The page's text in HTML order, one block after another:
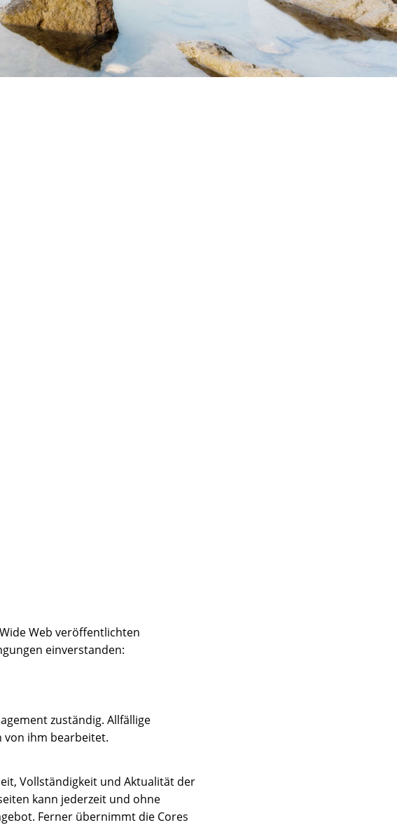
Web veröffentlichten
einverstanden:
zuständig. Allfällige
von ihm bearbeitet.
Vollständigkeit und Aktualität der
kann jederzeit und ohne
Ferner übernimmt die Cores